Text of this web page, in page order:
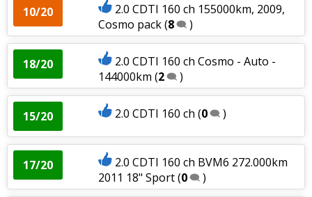
10/20
2.0 CDTI 160 ch 155000km, 2009,
Cosmo pack(8 )
18/20
2.0 CDTI 160 ch Cosmo - Auto -
144000km (2 )
15/20 2.0 CDTI 160 ch (0 )
17/20
2.0 CDTI 160 ch BVM6 272.000km
2011 18" Sport(0 )